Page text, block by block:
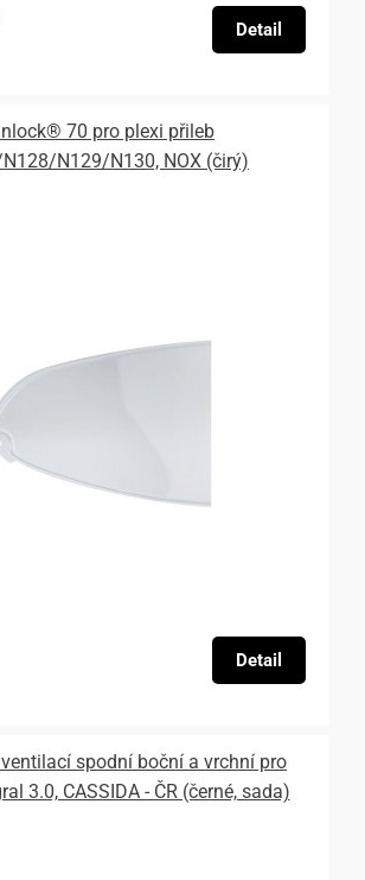
Detail
70 pro plexi přileb
N129/N130, NOX (čirý)
Detail
spodní boční a vrchní pro
3.0, CASSIDA - ČR (černé, sada)